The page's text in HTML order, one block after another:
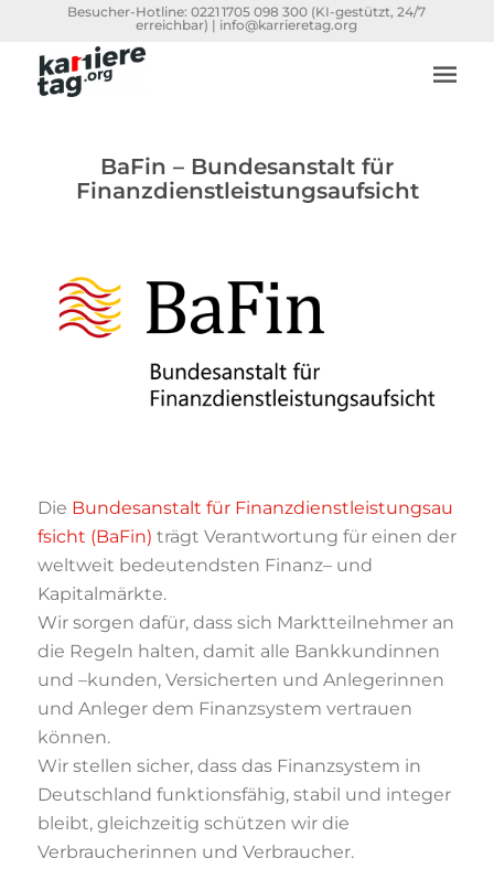
Besucher-Hotline:0221 1705 098 300 (KI-gestützt, 24/7
erreichbar) | info@karrieretag.org
BaFin – Bundesanstalt für
Finanzdienstleistungsaufsicht
Die Bundesanstalt für Finanzdienstleistungsau
fsicht (BaFin) trägt Verantwortung für einen der
weltweit bedeutendsten Finanz– und
Kapitalmärkte.
Wir sorgen dafür, dass sich Marktteilnehmer an
die Regeln halten, damit alle Bankkundinnen
und –kunden, Versicherten und Anlegerinnen
und Anleger dem Finanzsystem vertrauen
können.
Wir stellen sicher, dass das Finanzsystem in
Deutschland funktionsfähig, stabil und integer
bleibt, gleichzeitig schützen wir die
Verbraucherinnen und Verbraucher.